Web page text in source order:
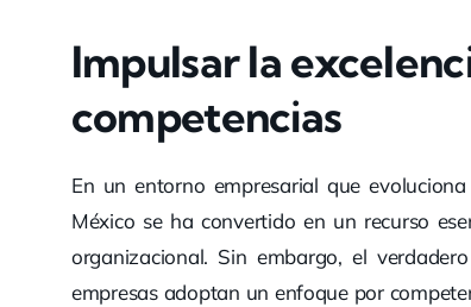
Impulsar la
competencias
En un entorno empresarial que
México se ha convertido en un recurso
organizacional. Sin embargo, el
empresas adoptan un enfoque por